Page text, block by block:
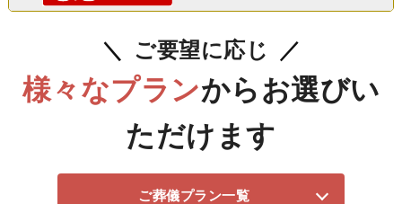
ご要望に応じ
様々なプランからお選びい
ただけます
ご葬儀プラン一覧